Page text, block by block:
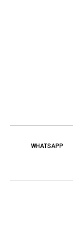
WHATSAPP